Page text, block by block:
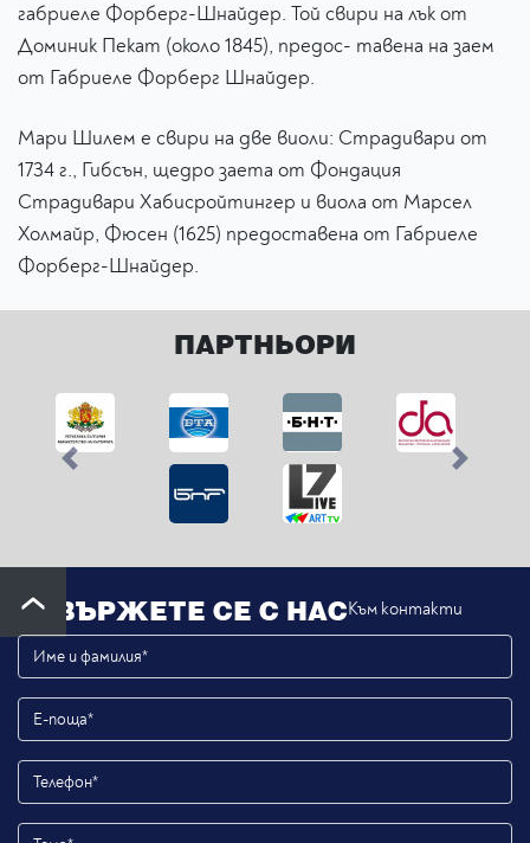
габриеле Форберг-Шнайдер. Той свири на лък от
Доминик Пекат (около 1845), предос- тавена на заем
от Габриеле Форберг Шнайдер.
Мари Шилем e свири на две виоли: Страдивари от
1734 г., Гибсън, щедро заета от Фондация
Страдивари Хабисройтингер и виола от Марсел
Холмайр, Фюсен (1625) предоставена от Габриеле
Форберг-Шнайдер.
ПАРТНЬОРИ
Previous Next
СВЪРЖЕТЕ СЕ С НАСКъм контакти